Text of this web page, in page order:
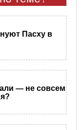
Пасху в
— не совсем